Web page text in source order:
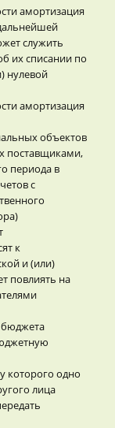
амортизация
служить
их списании по
нулевой
амортизация
объектов
поставщиками,
периода в
с
к
и (или)
повлиять на
бюджета
которого одно
лица